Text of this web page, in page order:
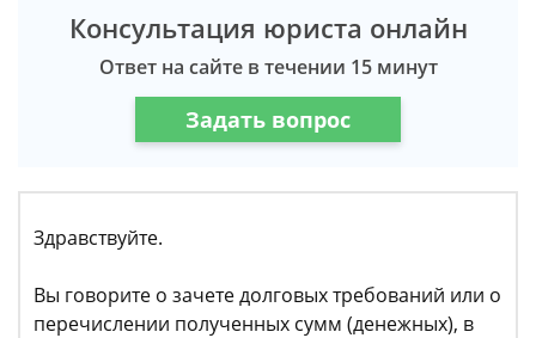
Консультация юриста онлайн
Ответ на сайте в течении 15 минут
Задать вопрос
Здравствуйте.
Вы говорите о зачете долговых требований или о
перечислении полученных сумм (денежных), в